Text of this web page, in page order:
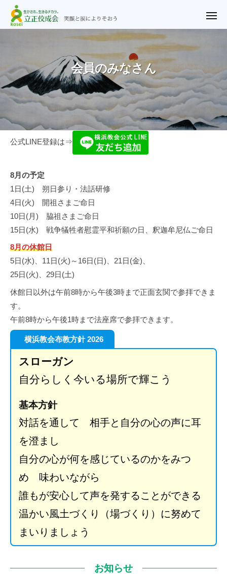
へ
ス
ッ
プ
成
会
横
浜
会
涙
に
よ
そ
お
メ
ュ
会員のみなさん
会
の
み
な
さ
ん
2026
8
月
2
日
公式LINE登録は⇒
8月の予定
1日(土) 朔日参り・法話研修
4日(火) 開祖さまご命日
10日(月) 脇祖さまご命日
15日(水) 戦争犠牲者慰霊平和祈願の日、釈迦牟尼仏ご命日
8月の休館日
5日(水)、11日(火)～16日(日)、21日(金)、
25日(火)、29日(土)
休館日以外は午前8時から午後3時まで正面玄関で参拝できま
す。
午前8時から午後1時まで法座席で参拝できます。
横浜教会布教方針 2026
スローガン
自分らしく今いる場所で輝こう
基本方針
対話を通して 相手と自分の心の声に耳
を澄まし
自分の心が何を感じているのかをみつ
め 味わいながら
誰もが安心して声を発することができる
温かい風土づくり（場づくり）に努めて
まいりましょう
お知らせ
立
正
佼
横
浜
教
会